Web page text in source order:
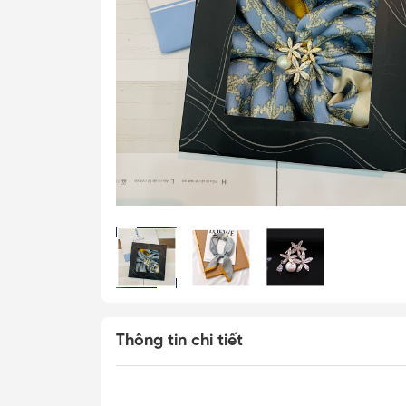
Cài Áo Ong
Khăn Lụa Cao
Khăn 50*50cm
Khăn 70*70cm
Khăn 90*90cm
Khăn Tuban
Thông tin chi tiết